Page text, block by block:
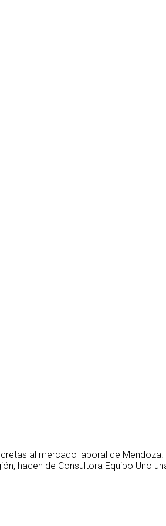
al mercado laboral de
hacen de Consultora Equipo Uno